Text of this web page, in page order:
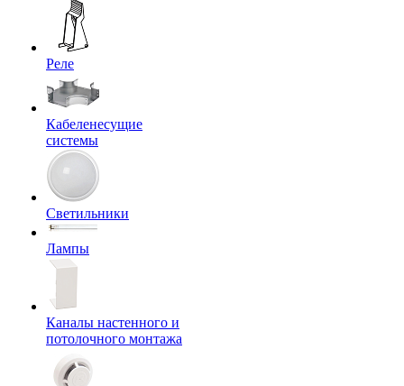
Реле
Кабеленесущие
системы
Светильники
Лампы
Каналы настенного и
потолочного монтажа